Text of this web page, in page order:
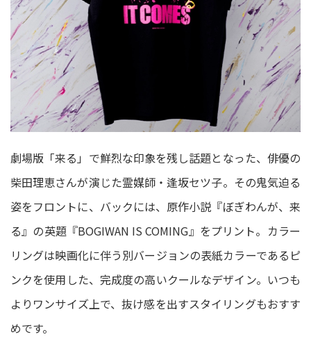
劇場版「来る」で鮮烈な印象を残し話題となった、俳優の
柴田理恵さんが演じた霊媒師・逢坂セツ子。その鬼気迫る
姿をフロントに、バックには、原作小説『ぼぎわんが、来
る』の英題『BOGIWAN IS COMING』をプリント。カラー
リングは映画化に伴う別バージョンの表紙カラーであるピ
ンクを使用した、完成度の高いクールなデザイン。いつも
よりワンサイズ上で、抜け感を出すスタイリングもおすす
めです。